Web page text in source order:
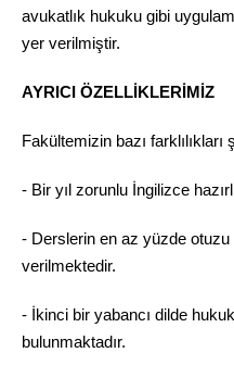
avukatlık hukuku gibi
yer verilmiştir.
AYRICI ÖZELLİKLERİMİZ
Fakültemizin bazı
- Bir yıl zorunlu İngilizce
- Derslerin en az yüzde
verilmektedir.
- İkinci bir yabancı dilde
bulunmaktadır.